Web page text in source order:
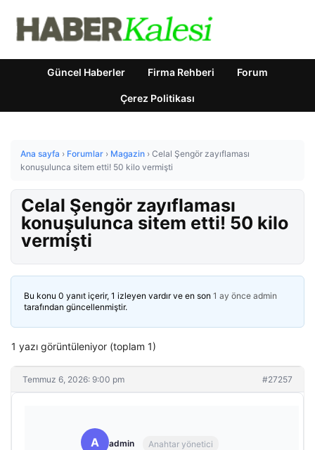
Güncel Haberler Firma Rehberi Forum
Çerez Politikası
Ana sayfa › Forumlar › Magazin › Celal Şengör zayıflaması
konuşulunca sitem etti! 50 kilo vermişti
Celal Şengör zayıflaması
konuşulunca sitem etti! 50 kilo
vermişti
Bu konu 0 yanıt içerir, 1 izleyen vardır ve en son 1 ay önce admin
tarafından güncellenmiştir.
1 yazı görüntüleniyor (toplam 1)
Temmuz 6, 2026: 9:00 pm #27257
A admin Anahtar yönetici